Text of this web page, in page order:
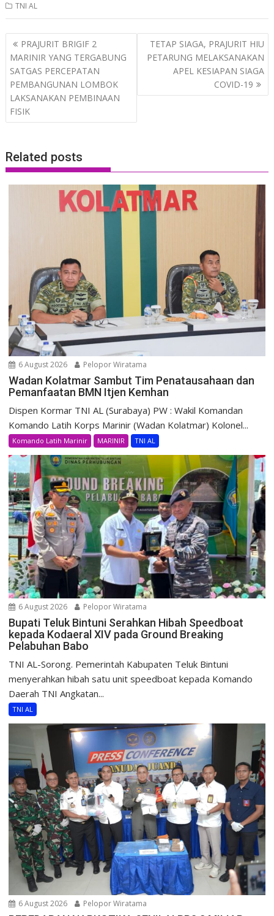
TNI AL
Post
navigation
PRAJURIT BRIGIF 2
MARINIR YANG TERGABUNG
SATGAS PERCEPATAN
PEMBANGUNAN LOMBOK
LAKSANAKAN PEMBINAAN
FISIK
TETAP SIAGA, PRAJURIT HIU
PETARUNG MELAKSANAKAN
APEL KESIAPAN SIAGA
COVID-19
Related posts
6 August 2026 Pelopor Wiratama
Wadan Kolatmar Sambut Tim Penatausahaan dan
Pemanfaatan BMN Itjen Kemhan
Dispen Kormar TNI AL (Surabaya) PW : Wakil Komandan
Komando Latih Korps Marinir (Wadan Kolatmar) Kolonel...
Komando Latih Marinir MARINIR TNI AL
6 August 2026 Pelopor Wiratama
Bupati Teluk Bintuni Serahkan Hibah Speedboat
kepada Kodaeral XIV pada Ground Breaking
Pelabuhan Babo
TNI AL-Sorong. Pemerintah Kabupaten Teluk Bintuni
menyerahkan hibah satu unit speedboat kepada Komando
Daerah TNI Angkatan...
TNI AL
6 August 2026 Pelopor Wiratama